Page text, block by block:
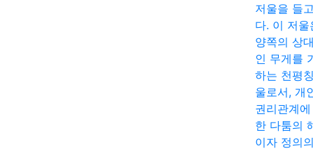
저울을 들
다. 이 저울
양쪽의 상
인 무게를
하는 천평
울로서, 개
권리관계
한 다툼의
이자 정의